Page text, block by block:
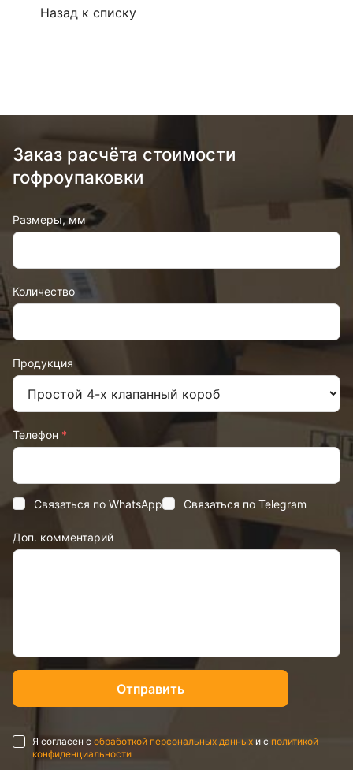
Назад к списку
Заказ расчёта стоимости
гофроупаковки
Продукция
Количество
Телефон *
Доп. комментарий
Связаться по WhatsApp Связаться по Telegram
Размеры, мм
Я согласен с обработкой персональных данных и с политикой
конфиденциальности